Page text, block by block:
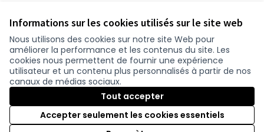
Informations sur les cookies utilisés sur le site web
Nous utilisons des cookies sur notre site Web pour
améliorer la performance et les contenus du site. Les
cookies nous permettent de fournir une expérience
utilisateur et un contenu plus personnalisés à partir de nos
canaux de médias sociaux.
Tout accepter
Accepter seulement les cookies essentiels
Conditions d'utilisation
Paramètres des cookies
participer.loire-atlantique.fr sur Facebook
(Nouvelle fenêtre)
participer.loire-atlantique.fr sur Instagram
(Nouvelle fenêtre)
participer.loire-atlantique.fr sur YouTube
(Nouvelle fenêtre)
Licence
(Nouvelle